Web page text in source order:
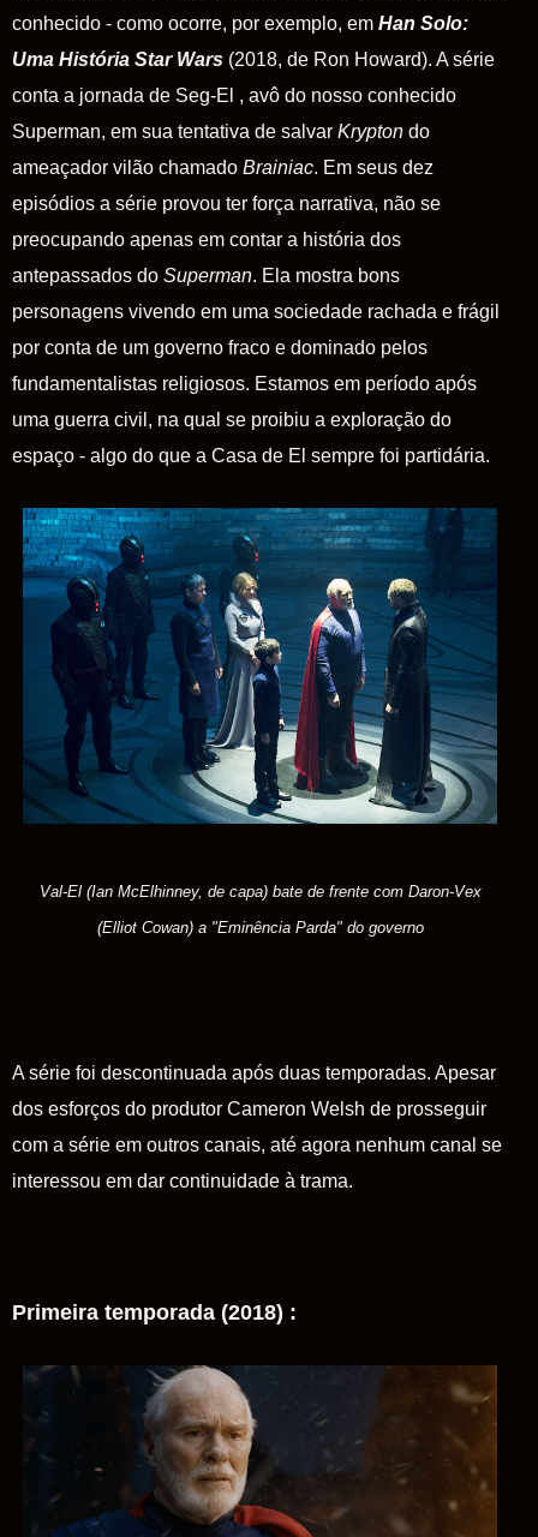
conhecido - como ocorre, por exemplo, em Han Solo:
Uma História Star Wars (2018, de Ron Howard). A série
conta a jornada de Seg-El , avô do nosso conhecido
Superman, em sua tentativa de salvar Krypton do
ameaçador vilão chamado Brainiac. Em seus dez
episódios a série provou ter força narrativa, não se
preocupando apenas em contar a história dos
antepassados do Superman. Ela mostra bons
personagens vivendo em uma sociedade rachada e frágil
por conta de um governo fraco e dominado pelos
fundamentalistas religiosos. Estamos em período após
uma guerra civil, na qual se proibiu a exploração do
espaço - algo do que a Casa de El sempre foi partidária.
Val-El (Ian McElhinney, de capa) bate de frente com Daron-Vex
(Elliot Cowan) a "Eminência Parda" do governo
A série foi descontinuada após duas temporadas. Apesar
dos esforços do produtor Cameron Welsh de prosseguir
com a série em outros canais, até agora nenhum canal se
interessou em dar continuidade à trama.
Primeira temporada (2018) :